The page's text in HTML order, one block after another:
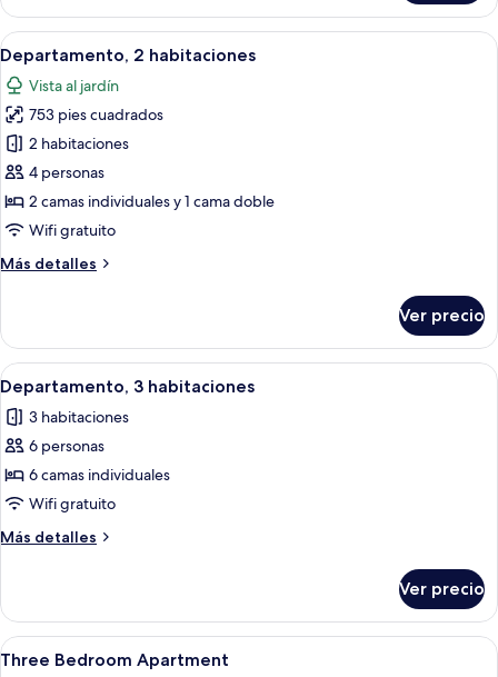
triple,
baño
compartido
Abrir
todas
las
fotos
de
Departamento,
2
habitaciones
Una habitación pequeña y
9
Departamento, 2 habitaciones
Vista al jardín
753 pies cuadrados
2 habitaciones
4 personas
2 camas individuales y 1 cama doble
Wifi gratuito
Más detalles
Más
2
habitaciones
Ver precio
Abrir
todas
las
fotos
de
Departamento,
3
habitaciones
Una habitación con dos camas
12
Departamento, 3 habitaciones
3 habitaciones
6 personas
6 camas individuales
Wifi gratuito
Más detalles
Más
3
habitaciones
Ver precio
Abrir
Una habitación con dos camas
12
Three Bedroom Apartment